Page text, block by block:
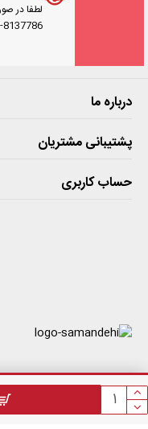
لطفا در
8137786
درباره ما
پشتیبانی مشتریان
حساب کاربری
فروشگاه اینترنتی فازنول © 1405 . کلیه حقوق مادی و معنوی این سایت محفوظ می‌باشد.
طراحی